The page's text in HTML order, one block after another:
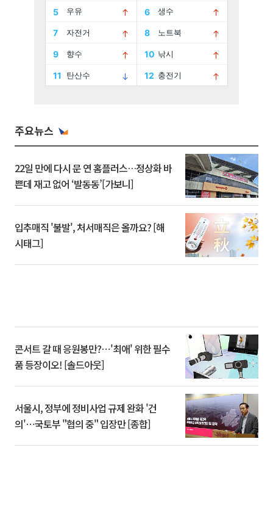
주요뉴스
22일 만에 다시 문 연 홈플러스…정상화 바
쁜데 재고 없어 ‘발동동’[가보니]
입추매직 '불발', 처서매직은 올까요? [해
시태그]
콘서트 갈 때 응원봉만?⋯'최애' 위한 필수
품 등장이오! [솔드아웃]
서울시, 정부에 정비사업 규제 완화 '건
의'⋯국토부 "협의 중" 입장만 [종합]